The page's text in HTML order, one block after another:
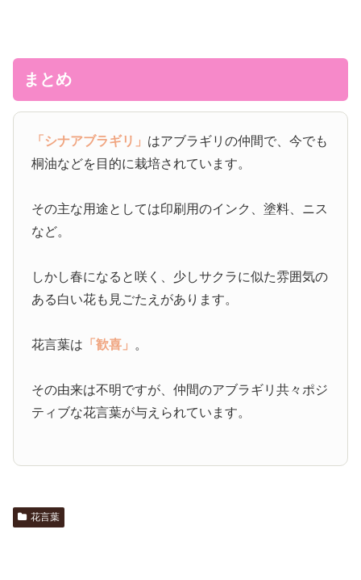
まとめ
「シナアブラギリ」 はアブラギリの仲間で、今でも
桐油などを目的に栽培されています。
その主な用途としては印刷用のインク、塗料、ニス
など。
しかし春になると咲く、少しサクラに似た雰囲気の
ある白い花も見ごたえがあります。
花言葉は 「歓喜」 。
その由来は不明ですが、仲間のアブラギリ共々ポジ
ティブな花言葉が与えられています。
花言葉